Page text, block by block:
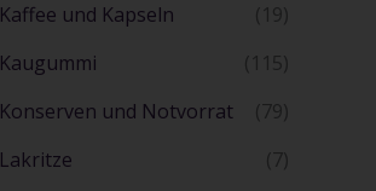
Kaffee und Kapseln
(19)
Kaugummi
(115)
Konserven und Notvorrat
(79)
Lakritze
(7)